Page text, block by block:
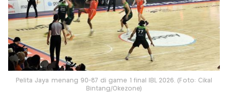
Pelita Jaya menang 90-87 di game 1 final IBL 2026. (Foto: Cikal
Bintang/Okezone)